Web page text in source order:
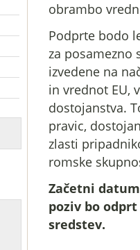
obrambo
Podprte bodo
za posamezno
izvedene na
in vrednot EU,
dostojanstva.
pravic,
zlasti
romske
Začetni
poziv bo
sredstev.